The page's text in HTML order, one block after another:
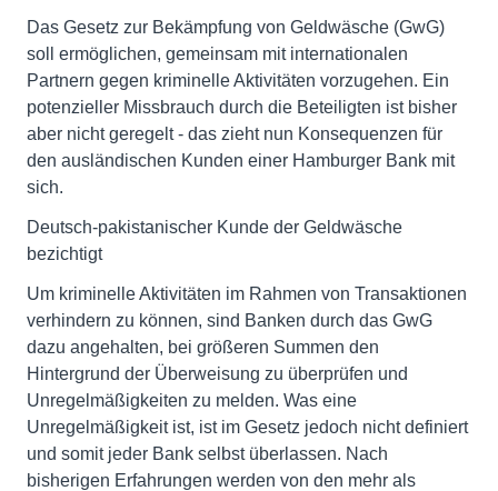
Das Gesetz zur Bekämpfung von Geldwäsche (GwG)
soll ermöglichen, gemeinsam mit internationalen
Partnern gegen kriminelle Aktivitäten vorzugehen. Ein
potenzieller Missbrauch durch die Beteiligten ist bisher
aber nicht geregelt - das zieht nun Konsequenzen für
den ausländischen Kunden einer Hamburger Bank mit
sich.
Deutsch-pakistanischer Kunde der Geldwäsche
bezichtigt
Um kriminelle Aktivitäten im Rahmen von Transaktionen
verhindern zu können, sind Banken durch das GwG
dazu angehalten, bei größeren Summen den
Hintergrund der Überweisung zu überprüfen und
Unregelmäßigkeiten zu melden. Was eine
Unregelmäßigkeit ist, ist im Gesetz jedoch nicht definiert
und somit jeder Bank selbst überlassen. Nach
bisherigen Erfahrungen werden von den mehr als